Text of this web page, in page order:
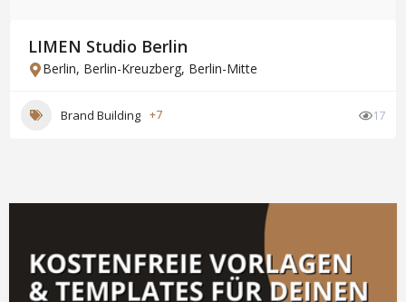
LIMEN Studio Berlin
Berlin, Berlin-Kreuzberg, Berlin-Mitte
Brand Building +7 17